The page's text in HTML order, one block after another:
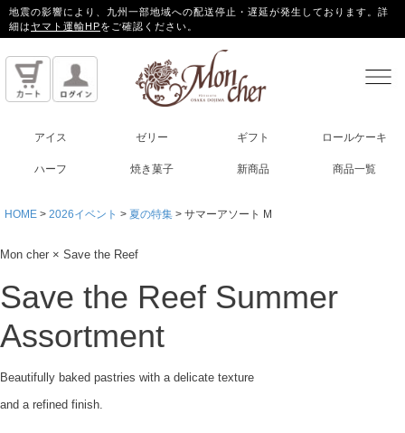
地震の影響により、九州一部地域への配送停止・遅延が発生しております。詳
細はヤマト運輸HPをご確認ください。
アイス ゼリー ギフト ロールケーキ
ハーフ 焼き菓子 新商品 商品一覧
HOME 2026イベント 夏の特集 サマーアソート M
Mon cher × Save the Reef
Save the Reef Summer
Assortment
Beautifully baked pastries with a delicate texture
and a refined finish.